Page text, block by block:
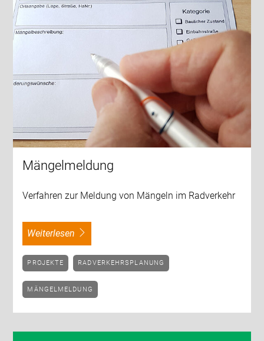
Mängelmeldung
Verfahren zur Meldung von Mängeln im Radverkehr
weiterlesen
PROJEKTE RADVERKEHRSPLANUNG
MÄNGELMELDUNG